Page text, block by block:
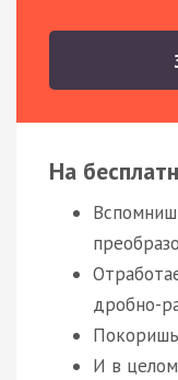
На
дробно-
И в